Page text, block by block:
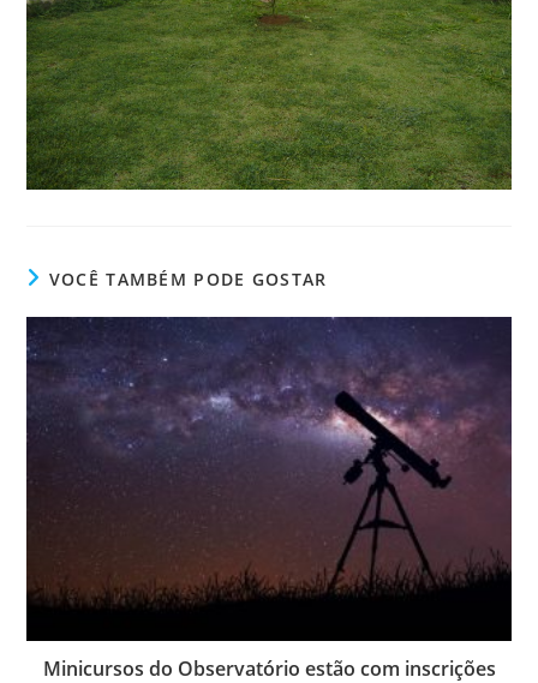
VOCÊ TAMBÉM PODE GOSTAR
Minicursos do Observatório estão com inscrições